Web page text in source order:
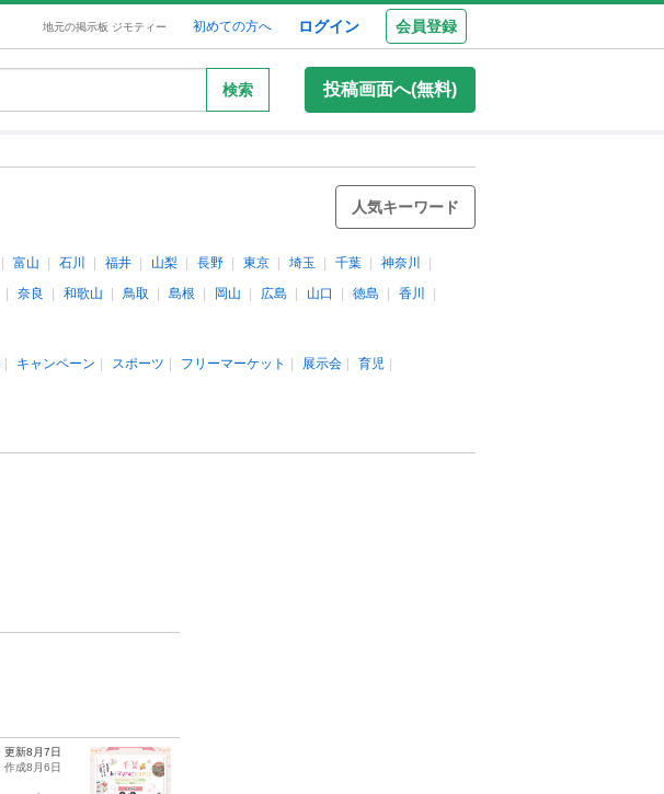
地元の掲示板 ジモティー 初めての方へ ログイン 会員登録
検索 投稿画面へ(無料)
人気キーワード
富山 石川 福井 山梨 長野 東京 埼玉 千葉
神奈川
奈良 和歌山 鳥取 島根 岡山 広島 山口 徳島
香川
キャンペーン スポーツ フリーマーケット 展示会
育児
更新8月7日
作成8月6日